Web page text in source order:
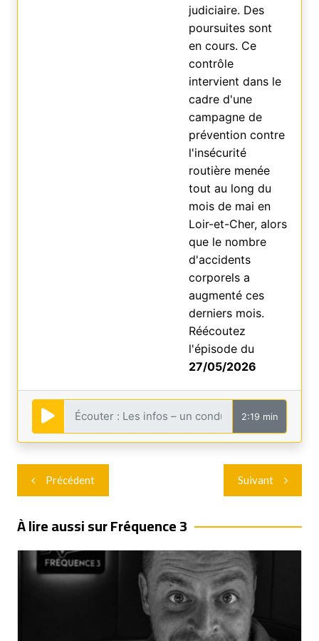
judiciaire. Des
poursuites sont
en cours. Ce
contrôle
intervient dans le
cadre d'une
campagne de
prévention contre
l'insécurité
routière menée
tout au long du
mois de mai en
Loir-et-Cher, alors
que le nombre
d'accidents
corporels a
augmenté ces
derniers mois.
Réécoutez
l'épisode du
27/05/2026
2:19 min
Navigation
de
l’article
Précédent Suivant
À lire aussi sur Fréquence 3